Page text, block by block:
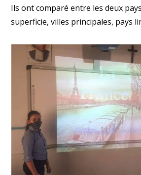
Ils ont comparé entre les deux
superficie, villes principales, pays